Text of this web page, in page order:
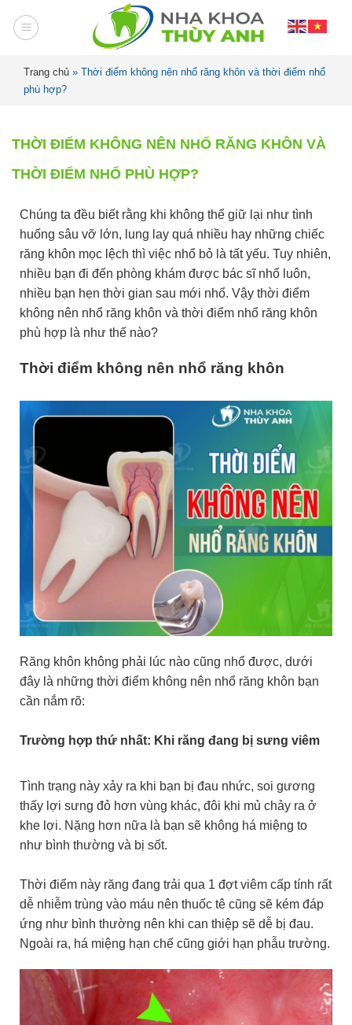
Trang chủ » Thời điểm không nên nhổ răng khôn và thời điểm nhổ
phù hợp?
THỜI ĐIỂM KHÔNG NÊN NHỔ RĂNG KHÔN VÀ
THỜI ĐIỂM NHỔ PHÙ HỢP?
Chúng ta đều biết rằng khi không thể giữ lại như tình
huống sâu vỡ lớn, lung lay quá nhiều hay những chiếc
răng khôn mọc lệch thì việc nhổ bỏ là tất yếu. Tuy nhiên,
nhiều bạn đi đến phòng khám được bác sĩ nhổ luôn,
nhiều bạn hẹn thời gian sau mới nhổ. Vậy thời điểm
không nên nhổ răng khôn và thời điểm nhổ răng khôn
phù hợp là như thế nào?
Thời điểm không nên nhổ răng khôn
Răng khôn không phải lúc nào cũng nhổ được, dưới
đây là những thời điểm không nên nhổ răng khôn bạn
cần nắm rõ:
Trường hợp thứ nhất: Khi răng đang bị sưng viêm
Tình trạng này xảy ra khi bạn bị đau nhức, soi gương
thấy lợi sưng đỏ hơn vùng khác, đôi khi mủ chảy ra ở
khe lợi. Nặng hơn nữa là bạn sẽ không há miệng to
như bình thường và bị sốt.
Thời điểm này răng đang trải qua 1 đợt viêm cấp tính rất
dễ nhiễm trùng vào máu nên thuốc tê cũng sẽ kém đáp
ứng như bình thường nên khi can thiệp sẽ dễ bị đau.
Ngoài ra, há miệng hạn chế cũng giới hạn phẫu trường.